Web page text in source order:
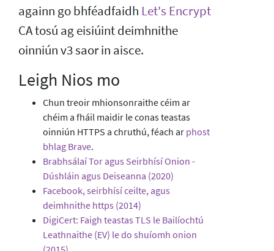
againn go bhféadfaidh Let's Encrypt
CA tosú ag eisiúint deimhnithe
oinniún v3 saor in aisce.
Leigh Nios mo
Chun treoir mhionsonraithe céim ar
chéim a fháil maidir le conas teastas
oinniún HTTPS a chruthú, féach ar phost
bhlag Brave.
Brabhsálaí Tor agus Seirbhísí Onion -
Dúshláin agus Deiseanna (2020)
Facebook, seirbhísí ceilte, agus
deimhnithe https (2014)
DigiCert: Faigh teastas TLS le Bailíochtú
Leathnaithe (EV) le do shuíomh onion